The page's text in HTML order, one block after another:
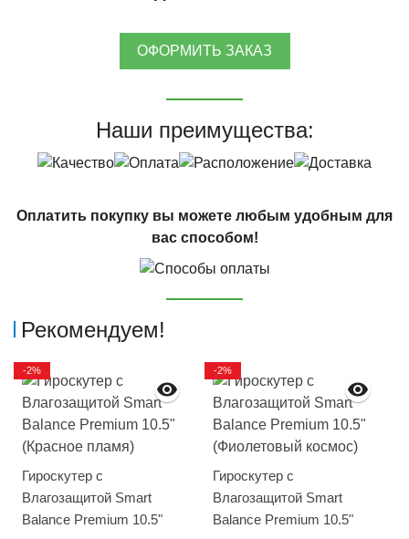
ОФОРМИТЬ ЗАКАЗ
Наши преимущества:
Оплатить покупку вы можете любым удобным для
вас способом!
Рекомендуем!
Гироскутер с
Влагозащитой Smart
Balance Premium 10.5"
-2%
Гироскутер с
Влагозащитой Smart
Balance Premium 10.5"
-2%